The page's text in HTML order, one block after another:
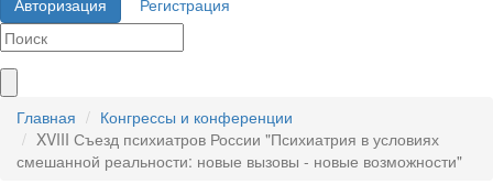
Авторизация
Регистрация
Главная
Конгрессы и конференции
XVIII Съезд психиатров России "Психиатрия в условиях
смешанной реальности: новые вызовы - новые возможности"